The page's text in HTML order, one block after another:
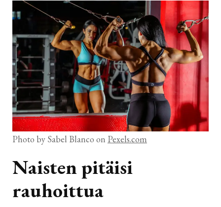
Photo by Sabel Blanco on Pexels.com
Naisten pitäisi
rauhoittua